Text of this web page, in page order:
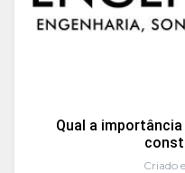
Qual a
Criado